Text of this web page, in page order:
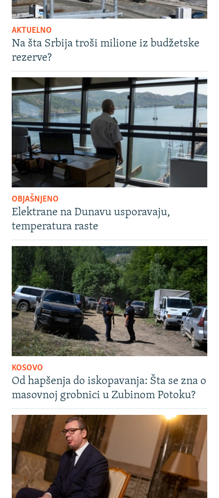
AKTUELNO
Na šta Srbija troši milione iz budžetske
rezerve?
OBJAŠNJENO
Elektrane na Dunavu usporavaju,
temperatura raste
KOSOVO
Od hapšenja do iskopavanja: Šta se zna o
masovnoj grobnici u Zubinom Potoku?